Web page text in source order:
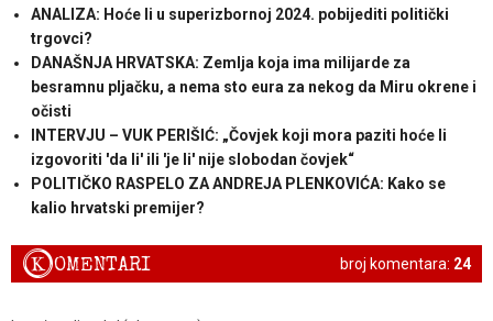
ANALIZA: Hoće li u superizbornoj 2024. pobijediti politički
trgovci?
DANAŠNJA HRVATSKA: Zemlja koja ima milijarde za
besramnu pljačku, a nema sto eura za nekog da Miru okrene i
očisti
INTERVJU – VUK PERIŠIĆ: „Čovjek koji mora paziti hoće li
izgovoriti 'da li' ili 'je li' nije slobodan čovjek“
POLITIČKO RASPELO ZA ANDREJA PLENKOVIĆA: Kako se
kalio hrvatski premijer?
broj komentara: 24
KOMENTARI